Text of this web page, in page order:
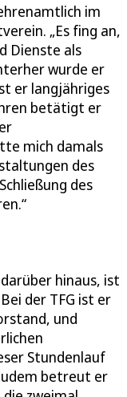
im
„Es fing an,
Dienste als
wurde er
er langjähriges
betätigt er
mich damals
des
des
hinaus, ist
der TFG ist er
und
Stundenlauf
betreut er